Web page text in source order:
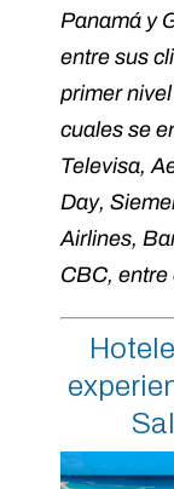
Panamá y
entre sus
primer
cuales se
Televisa,
Day,
Airlines,
CBC, entre